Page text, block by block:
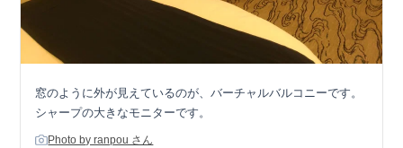
窓のように外が見えているのが、バーチャルバルコニーです。
シャープの大きなモニターです。
Photo by ranpou さん